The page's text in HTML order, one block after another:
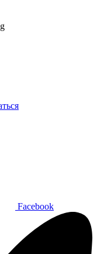
Facebook